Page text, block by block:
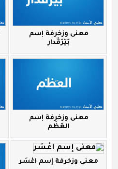
معنى وزخرفة إسم
بَيْرَقْدار
معنى وزخرفة إسم
العَظْم
معنى وزخرفة إسم اعْسَر